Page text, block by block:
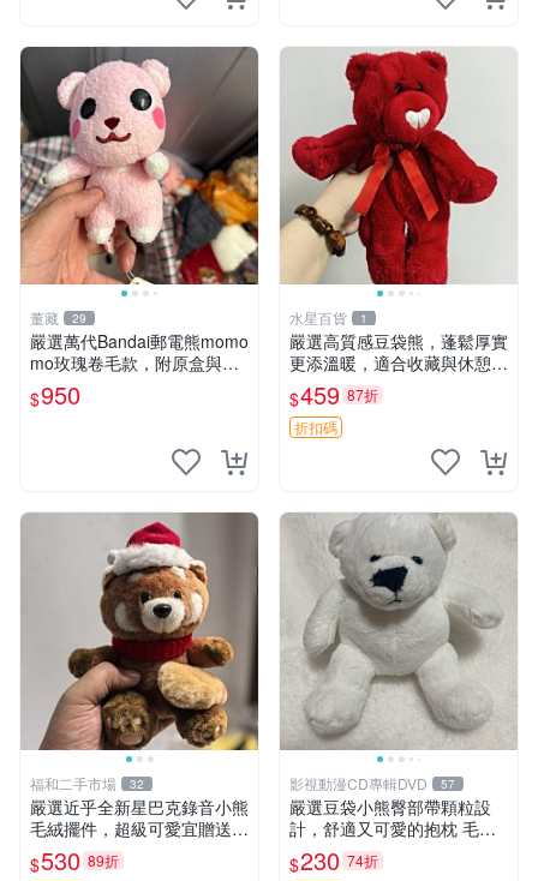
董藏 29
嚴選萬代Bandai郵電熊momo
mo玫瑰卷毛款，附原盒與吊
牌，粉嫩可愛入手即柔軟～
玫瑰卷毛 郵電熊 正品
$950
水星百貨 1
嚴選高質感豆袋熊，蓬鬆厚實
更添溫暖，適合收藏與休憩。
前胸填充飽滿，背部亦具優雅
設計。 豆袋熊 保暖 溫柔 蓬
松
$459 87折
折扣碼
福和二手市場 32
嚴選近乎全新星巴克錄音小熊
毛絨擺件，超級可愛宜贈送掛
飾 錄音小熊 毛絨擺件 贈品
$530 89折
影視動漫CD專輯DVD 57
嚴選豆袋小熊臀部帶顆粒設
計，舒適又可愛的抱枕 毛絨
抱枕、臀部按摩、坐墊
$230 74折